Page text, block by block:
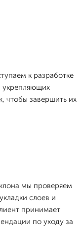
к разработке
укрепляющих
чтобы завершить их
мы проверяем
слоев и
принимает
по уходу за